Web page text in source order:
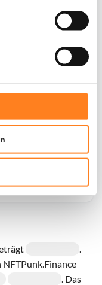
.
. Das